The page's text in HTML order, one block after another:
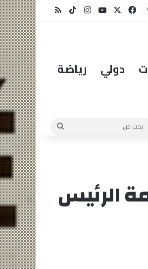
فيسبوكيوتيوبانستقرام
‫TikTokملخص الموقع RSS
دولي رياضة
بحث
الرئيس